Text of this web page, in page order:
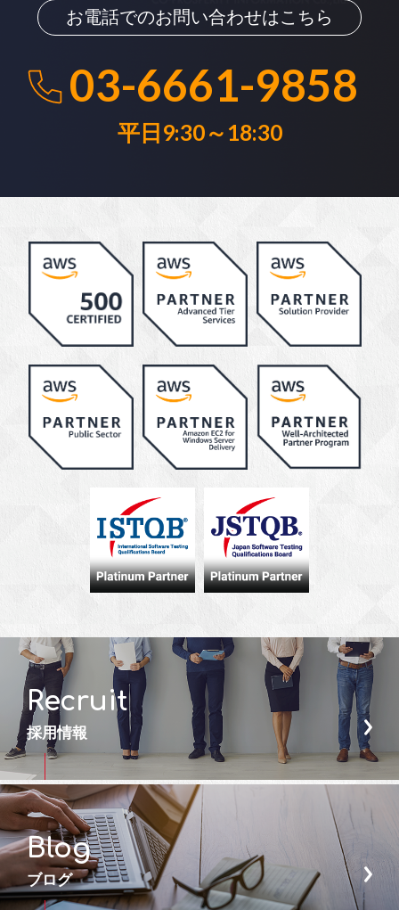
お電話でのお問い合わせはこちら
03-6661-9858
平日9:30～18:30
Recruit
採用情報
Blog
ブログ